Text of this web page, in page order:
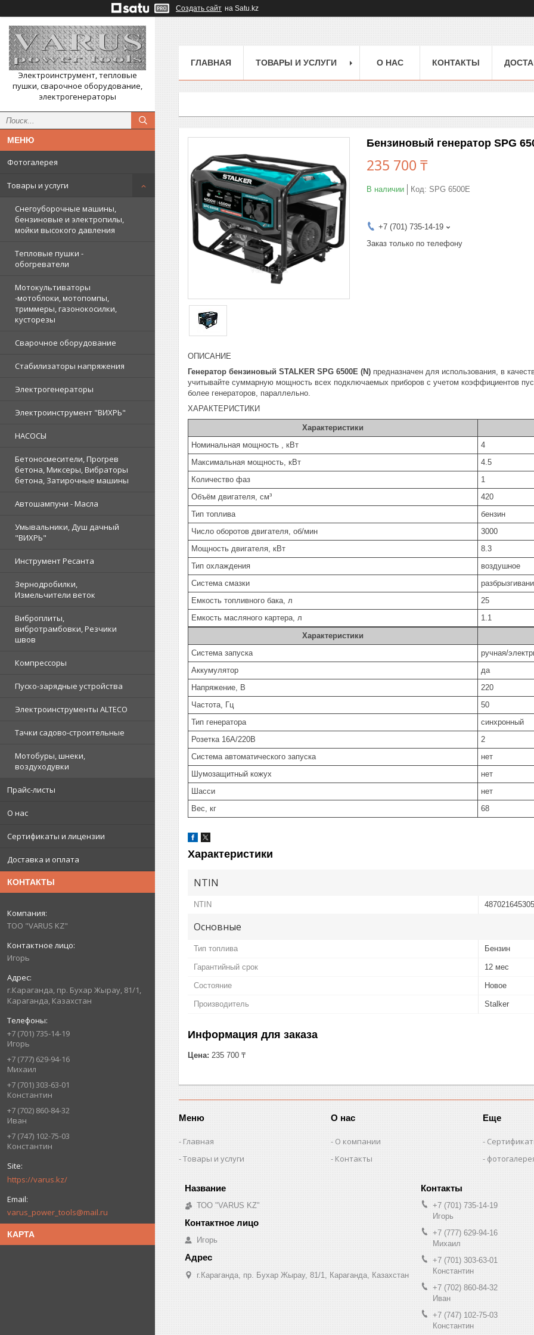
Создать сайт на Satu.kz
Электроинструмент, тепловые
пушки, сварочное оборудование,
электрогенераторы
Фотогалерея
Товары и услуги
Снегоуборочные машины,
бензиновые и электропилы,
мойки высокого давления
Тепловые пушки -
обогреватели
Мотокультиваторы
-мотоблоки, мотопомпы,
триммеры, газонокосилки,
кусторезы
Сварочное оборудование
Стабилизаторы напряжения
Электрогенераторы
Электроинструмент "ВИХРЬ"
НАСОСЫ
Бетоносмесители, Прогрев
бетона, Миксеры, Вибраторы
бетона, Затирочные машины
Автошампуни - Масла
Умывальники, Душ дачный
"ВИХРЬ"
Инструмент Ресанта
Зернодробилки,
Измельчители веток
Виброплиты,
вибротрамбовки, Резчики
швов
Компрессоры
Пуско-зарядные устройства
Электроинструменты ALTECO
Тачки садово-строительные
Мотобуры, шнеки,
воздуходувки
Прайс-листы
О нас
Сертификаты и лицензии
Доставка и оплата
КОНТАКТЫ
ТОО "VARUS KZ"
Игорь
г.Караганда, пр. Бухар Жырау, 81/1,
Караганда, Казахстан
+7 (701) 735-14-19
Игорь
+7 (777) 629-94-16
Михаил
+7 (701) 303-63-01
Константин
+7 (702) 860-84-32
Иван
+7 (747) 102-75-03
Константин
https://varus.kz/
varus_power_tools@mail.ru
КАРТА
ГЛАВНАЯ ТОВАРЫ И УСЛУГИ О НАС КОНТАКТЫ
Бензиновый генератор SPG
235 700 ₸
В наличии Код: SPG 6500E
+7 (701) 735-14-19
Заказ только по телефону
ОПИСАНИЕ
Генератор бензиновый STALKER SPG 6500E (N) предназначен для использования, в
учитывайте суммарную мощность всех подключаемых приборов с учетом коэффициентов
более генераторов, параллельно.
ХАРАКТЕРИСТИКИ
Характеристики
Номинальная мощность , кВт
4
Максимальная мощность, кВт
4.5
Количество фаз
1
Объём двигателя, см³
420
Тип топлива
бензин
Число оборотов двигателя, об/мин
3000
Мощность двигателя, кВт
8.3
Тип охлаждения
воздушное
Система смазки
Емкость топливного бака, л
25
Емкость масляного картера, л
1.1
Характеристики
Система запуска
ручная/
Аккумулятор
да
Напряжение, В
220
Частота, Гц
50
Тип генератора
синхронный
Розетка 16А/220В
2
Система автоматического запуска
нет
Шумозащитный кожух
нет
Шасси
нет
Вес, кг
68
Характеристики
NTIN
NTIN
Основные
Тип топлива Бензин
Гарантийный срок 12 мес
Состояние Новое
Производитель Stalker
Информация для заказа
Цена: 235 700 ₸
Меню
Главная
Товары и услуги
О нас
О компании
Контакты
Еще
ТОО "VARUS KZ"
Игорь
г.Караганда, пр. Бухар Жырау, 81/1, Караганда, Казахстан
+7 (701) 735-14-19
Игорь
+7 (777) 629-94-16
Михаил
+7 (701) 303-63-01
Константин
+7 (702) 860-84-32
Иван
+7 (747) 102-75-03
Константин